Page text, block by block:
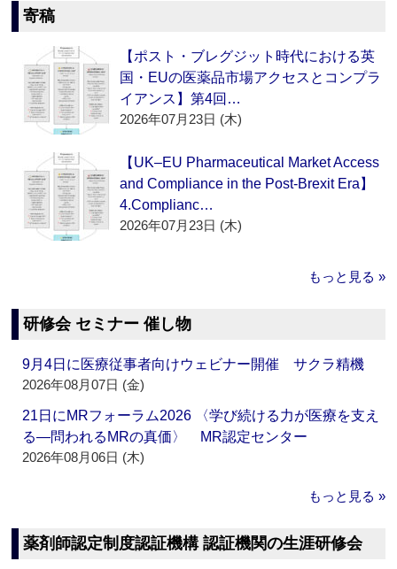
寄稿
【ポスト・ブレグジット時代における英
国・EUの医薬品市場アクセスとコンプラ
イアンス】第4回…
2026年07月23日 (木)
【UK–EU Pharmaceutical Market Access
and Compliance in the Post-Brexit Era】
4.Complianc…
2026年07月23日 (木)
もっと見る »
研修会 セミナー 催し物
9月4日に医療従事者向けウェビナー開催 サクラ精機
2026年08月07日 (金)
21日にMRフォーラム2026 〈学び続ける力が医療を支え
る―問われるMRの真価〉 MR認定センター
2026年08月06日 (木)
もっと見る »
薬剤師認定制度認証機構 認証機関の生涯研修会